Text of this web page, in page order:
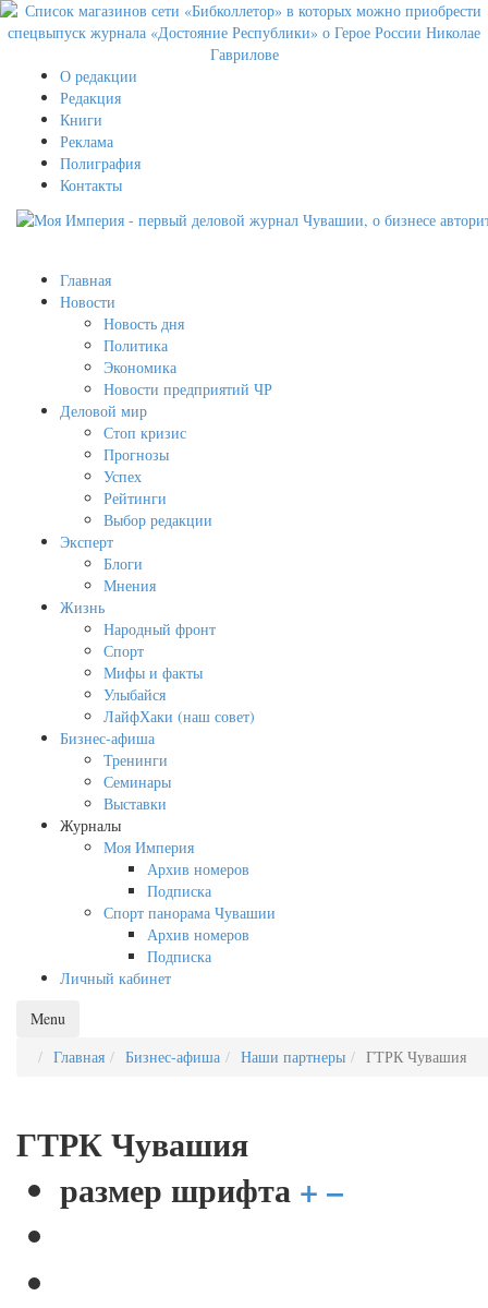
О редакции
Редакция
Книги
Реклама
Полиграфия
Контакты
Главная
Новости
Новость дня
Политика
Экономика
Новости предприятий ЧР
Деловой мир
Стоп кризис
Прогнозы
Успех
Рейтинги
Выбор редакции
Эксперт
Блоги
Мнения
Жизнь
Народный фронт
Спорт
Мифы и факты
Улыбайся
ЛайфХаки (наш совет)
Бизнес-афиша
Тренинги
Семинары
Выставки
Журналы
Моя Империя
Архив номеров
Подписка
Спорт панорама Чувашии
Архив номеров
Подписка
Личный кабинет
Menu
Главная
Бизнес-афиша Наши партнеры ГТРК Чувашия
ГТРК Чувашия
размер шрифта + –